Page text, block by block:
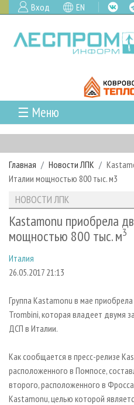
Вход EN
☰ Меню
ГЛАВНАЯ
РУБРИКИ И ТЕМЫ
РУБРИКИ ЖУРНАЛА
ЛЕСОЗАГОТОВКА
ЛЕСОПИЛЕНИЕ
СУШКА ДРЕВЕСИНЫ
ДЕРЕВЯННОЕ
ПРОИЗВОДСТВО МЕБЕЛИ
ЦБП
ИНСТРУМЕНТ И МАТЕРИАЛЫ
НОВОСТИ
НОВОСТИ ЛПК
НОВОСТИ ЖУРНАЛА
ПРОЕКТЫ ЛПИ
АНАЛИТИКА
ПРЕДПРИЯТИЯ ЛПК
ПЕРСОНЫ
ОФИЦИАЛЬНЫЕ ДЕЛЕГАЦИИ
ПРИОРИТЕТНЫЕ
ГАЗЕТА ЛЕСПРОМФОРУМ
БИБЛИОТЕКА СПЕЦИАЛИСТА
АРХИВ
АРХИВ ЖУРНАЛОВ
О ЖУРНАЛЕ
КОНТАКТЫ
РЕКЛАМОДАТЕЛЯМ
РЕКЛАМА
Главная Новости ЛПК
Италии мощностью 800 тыс. м3
НОВОСТИ ЛПК
Kastamonu приобрела
мощностью 800 тыс. м3
Италия
26.05.2017 21:13
Группа Kastamonu в мае
Trombini, которая владеет двумя
ДСП в Италии.
Как сообщается в пресс-релизе
расположенного в Помпосе,
второго, расположенного в
Kastamonu, целью которой